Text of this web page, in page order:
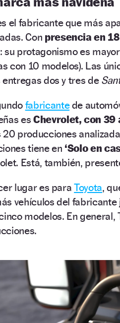
el fabricante que más
Con presencia en
su protagonismo es
con 10 modelos). Las
entregas dos y tres de
fabricantede
es Chevrolet, con 39
20 producciones
tiene en ‘Solo en
Está, también,
lugar es paraToyota,
vehículos del fabricante
modelos. En general,